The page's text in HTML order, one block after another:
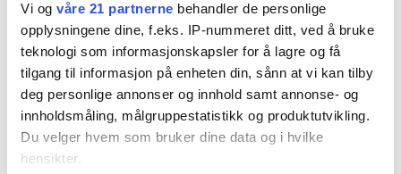
Vi og våre 21 partnerne behandler de personlige
opplysningene dine, f.eks. IP-nummeret ditt, ved å bruke
teknologi som informasjonskapsler for å lagre og få
tilgang til informasjon på enheten din, sånn at vi kan tilby
deg personlige annonser og innhold samt annonse- og
innholdsmåling, målgruppestatistikk og produktutvikling.
Du velger hvem som bruker dine data og i hvilke
hensikter.
Debatt Senterpartiet Arbeiderpartiet
Høyre Trygve Slagsvold Vedum
Jonas Gahr Støre støre-regjeringen